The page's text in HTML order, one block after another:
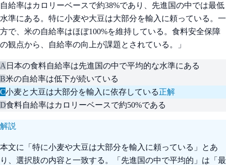
自給率はカロリーベースで約38%であり、先進国の中では最低
水準にある。特に小麦や大豆は大部分を輸入に頼っている。一
方で、米の自給率はほぼ100%を維持している。食料安全保障
の観点から、自給率の向上が課題とされている。」
A 日本の食料自給率は先進国の中で平均的な水準にある
B米の自給率は低下が続いている
C小麦と大豆は大部分を輸入に依存している正解
D食料自給率はカロリーベースで約50%である
解説
本文に「特に小麦や大豆は大部分を輸入に頼っている」とあ
り、選択肢の内容と一致する。「先進国の中で平均的」は「最